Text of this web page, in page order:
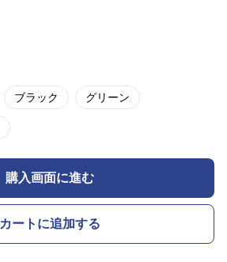
ブラック グリーン
購入画面に進む
カートに追加する